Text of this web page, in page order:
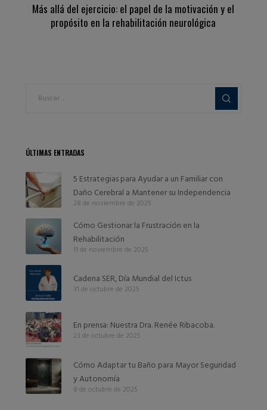
Más allá del ejercicio: el papel de la motivación y el
propósito en la rehabilitación neurológica
ÚLTIMAS ENTRADAS
5 Estrategias para Ayudar a un Familiar con
Daño Cerebral a Mantener su Independencia
28 de noviembre de 2025
Cómo Gestionar la Frustración en la
Rehabilitación
11 de noviembre de 2025
Cadena SER, Día Mundial del Ictus
31 de octubre de 2025
En prensa: Nuestra Dra. Renée Ribacoba.
23 de octubre de 2025
Cómo Adaptar tu Baño para Mayor Seguridad
y Autonomía
8 de octubre de 2025